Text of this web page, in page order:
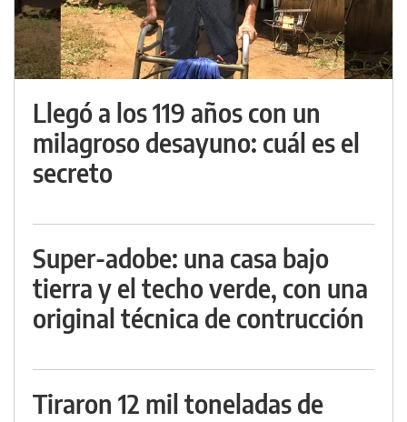
Llegó a los 119 años con un
milagroso desayuno: cuál es el
secreto
Super-adobe: una casa bajo
tierra y el techo verde, con una
original técnica de contrucción
Tiraron 12 mil toneladas de